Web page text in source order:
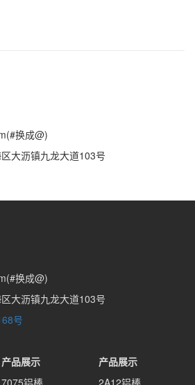
换成@)
大沥镇九龙大道103号
换成@)
大沥镇九龙大道103号
号
产品展示
7075铝棒
产品展示
2A12铝棒